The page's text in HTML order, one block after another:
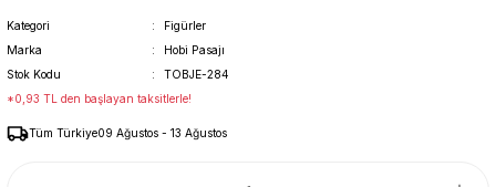
Kategori
Figürler
Marka
Hobi Pasajı
Stok Kodu
TOBJE-284
*0,93 TL den başlayan taksitlerle!
Tüm Türkiye09 Ağustos - 13 Ağustos